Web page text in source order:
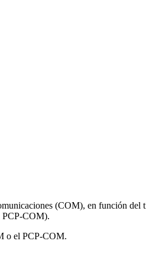
(COM), en función del
PCP-COM).
o el PCP-COM.